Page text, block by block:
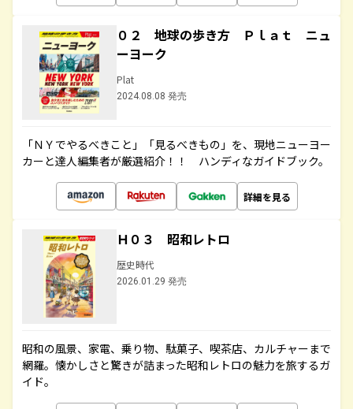
０２ 地球の歩き方 Ｐｌａｔ ニュ
ーヨーク
Plat
2024.08.08 発売
「ＮＹでやるべきこと」「見るべきもの」を、現地ニューヨー
カーと達人編集者が厳選紹介！！ ハンディなガイドブック。
詳細を見る
Ｈ０３ 昭和レトロ
歴史時代
2026.01.29 発売
昭和の風景、家電、乗り物、駄菓子、喫茶店、カルチャーまで
網羅。懐かしさと驚きが詰まった昭和レトロの魅力を旅するガ
イド。